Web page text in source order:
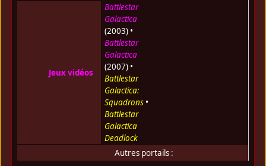
Jeux vidéos
Battlestar
Galactica
(2003) •
Battlestar
Galactica
(2007) •
Battlestar
Galactica:
Squadrons•
Battlestar
Galactica
Deadlock
Autres portails :